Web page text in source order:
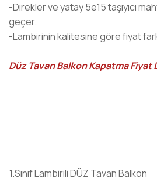
-Direkler ve yatay 5e15 taşıyıcı
geçer.
-Lambirinin kalitesine göre fiyat
Düz Tavan Balkon Kapatma
1.Sınıf Lambirili DÜZ Tavan Balkon